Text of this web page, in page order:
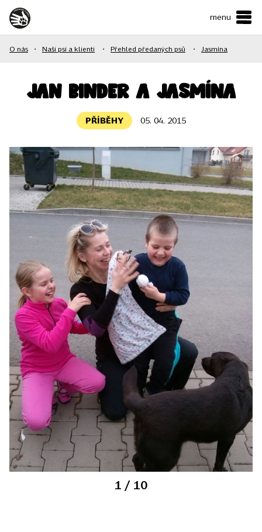
menu
O NÁS
NAŠE SLUŽBY
JAK MŮŽETE POMOCI?
E-shop
Podpořit
O nás • Naši psi a klienti • Přehled předaných psů • Jasmína
Jan Binder a Jasmína
PŘÍBĚHY 05. 04. 2015
1 / 10